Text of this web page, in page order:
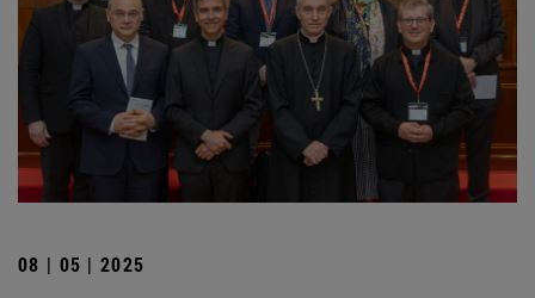
08 | 05 | 2025